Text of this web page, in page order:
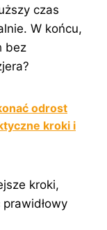
czas
W końcu,
bez
odrost
kroki i
kroki,